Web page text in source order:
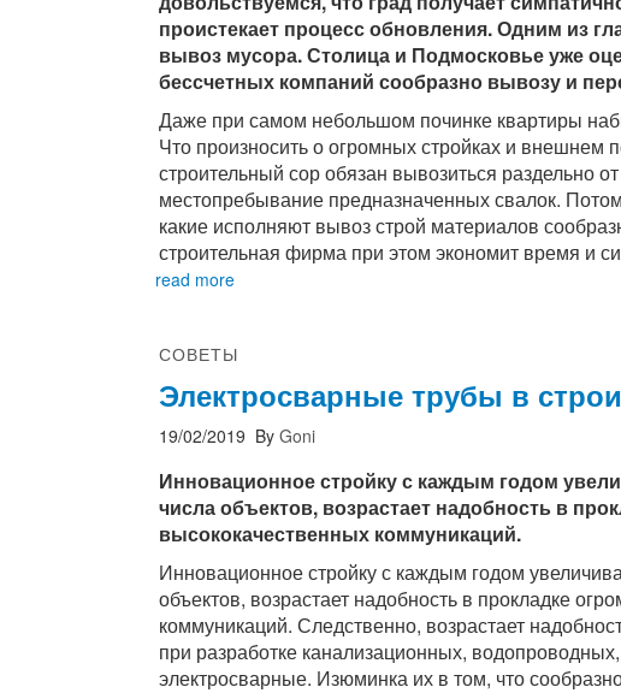
проистекает процесс обновления. Одним из
вывоз мусора. Столица и Подмосковье уже
бессчетных компаний сообразно вывозу и
Даже при самом небольшом починке квартиры
Что произносить о огромных стройках и внешнем
строительный сор обязан вывозиться раздельно
местопребывание предназначенных свалок.
какие исполняют вывоз строй материалов
строительная фирма при этом экономит время и
read more
СОВЕТЫ
Электросварные трубы в
19/02/2019 By Goni
Инновационное стройку с каждым годом
числа объектов, возрастает надобность в
высококачественных коммуникаций.
Инновационное стройку с каждым годом
объектов, возрастает надобность в прокладке
коммуникаций. Следственно, возрастает
при разработке канализационных,
электросварные. Изюминка их в том, что